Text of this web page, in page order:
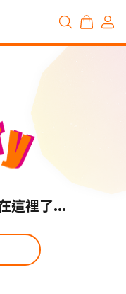
這裡了...